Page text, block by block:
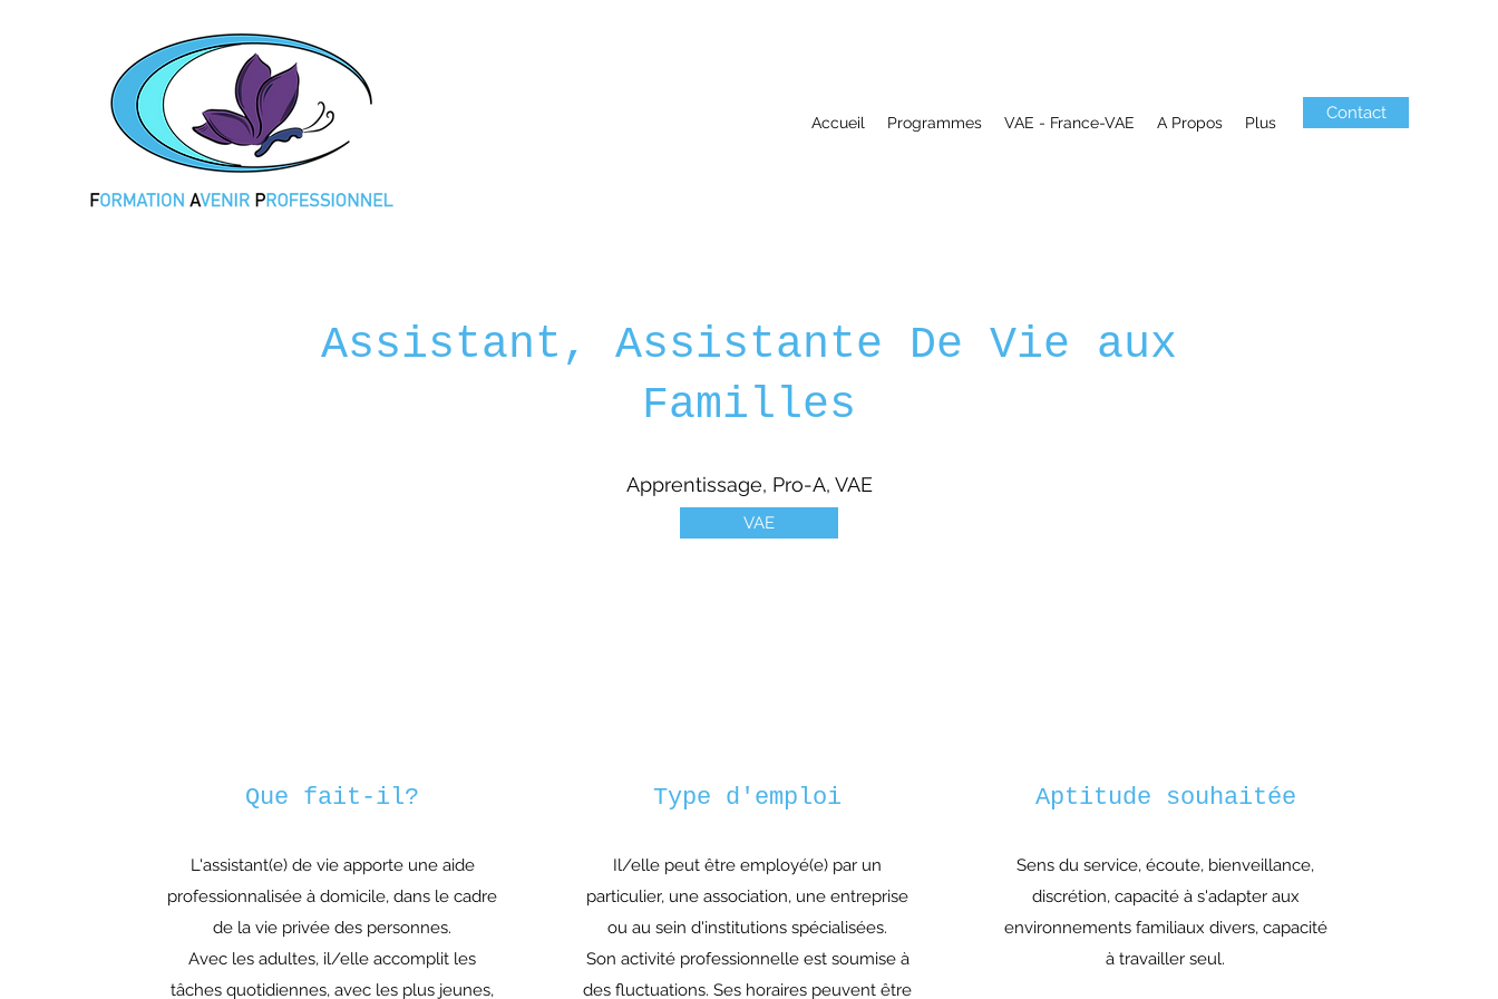
Accueil Programmes VAE - France-VAE A Propos Plus Contact
Assistant, Assistante De Vie aux
Familles
Apprentissage, Pro-A, VAE
VAE
Que fait-il?
L'assistant(e) de vie apporte une aide
professionnalisée à domicile, dans le cadre
de la vie privée des personnes.
Avec les adultes, il/elle accomplit les
tâches quotidiennes, avec les plus jeunes,
Type d'emploi
Il/elle peut être employé(e) par un
particulier, une association, une entreprise
ou au sein d'institutions spécialisées.
Son activité professionnelle est soumise à
des fluctuations. Ses horaires peuvent être
Aptitude souhaitée
Sens du service, écoute, bienveillance,
discrétion, capacité à s'adapter aux
environnements familiaux divers, capacité
à travailler seul.